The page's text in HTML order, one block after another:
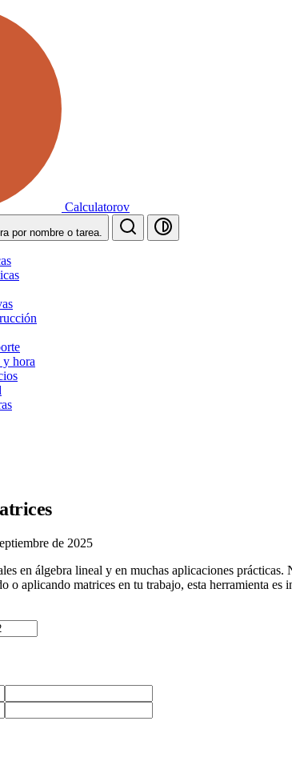
Calculatorov
por nombre o tarea.
y hora
de 2025
en álgebra lineal y en muchas aplicaciones
o aplicando matrices en tu trabajo, esta herramienta es